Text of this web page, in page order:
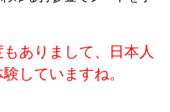
ありまして、日本人
していますね。